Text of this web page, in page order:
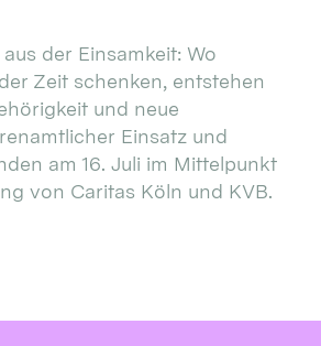
der Einsamkeit: Wo
Zeit schenken, entstehen
und neue
Einsatz und
am 16. Juli im Mittelpunkt
von Caritas Köln und KVB.